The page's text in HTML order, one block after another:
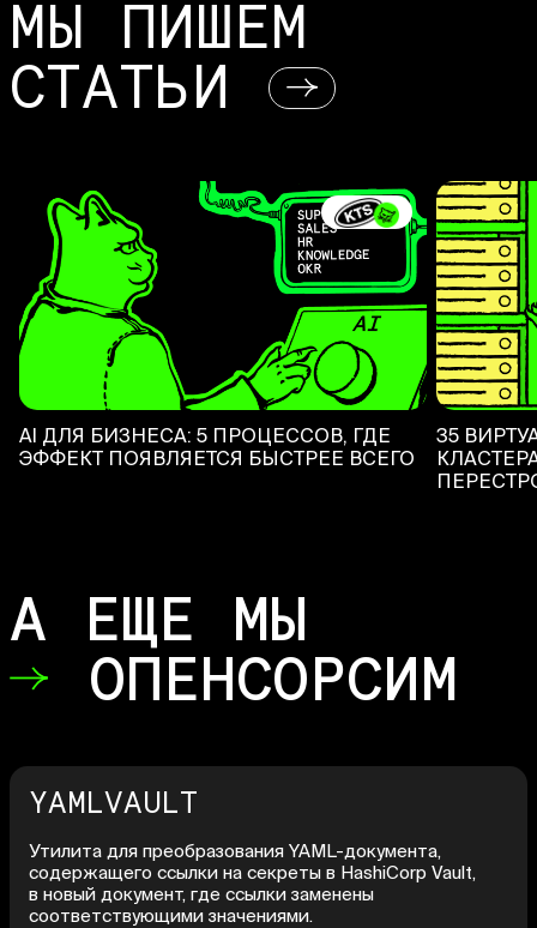
МЫ ПИШЕМ
СТАТЬИ
AI ДЛЯ БИЗНЕСА: 5 ПРОЦЕССОВ, ГДЕ
ЭФФЕКТ ПОЯВЛЯЕТСЯ БЫСТРЕЕ ВСЕГО
35
А ЕЩЕ МЫ
ОПЕНСОРСИМ
YAMLVAULT
Утилита для преобразования YAML-документа,
содержащего ссылки на секреты в HashiCorp Vault,
в новый документ, где ссылки заменены
соответствующими значениями.